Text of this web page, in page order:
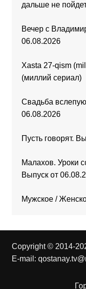
дальше не
Вечер с
06.08.2026
Xasta 27-qism
(миллий сериал)
Свадьба
06.08.2026
Пусть говорят.
Малахов. Уроки
Выпуск от
Мужское /
Copyright © 2014-
E-mail: